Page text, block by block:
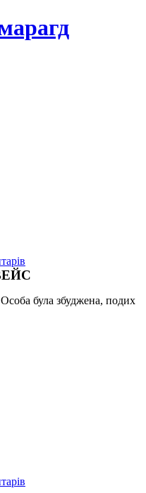
була збуджена, подих